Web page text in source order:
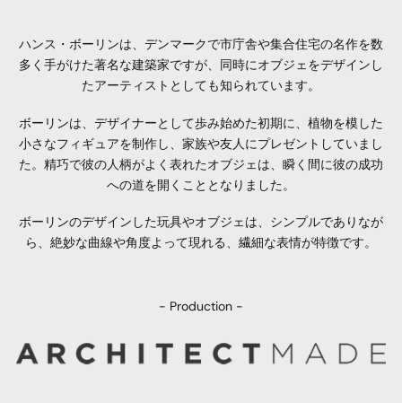
ハンス・ボーリンは、デンマークで市庁舎や集合住宅の名作を数
多く手がけた著名な建築家ですが、同時にオブジェをデザインし
たアーティストとしても知られています。
ボーリンは、デザイナーとして歩み始めた初期に、植物を模した
小さなフィギュアを制作し、家族や友人にプレゼントしていまし
た。精巧で彼の人柄がよく表れたオブジェは、瞬く間に彼の成功
への道を開くこととなりました。
ボーリンのデザインした玩具やオブジェは、シンプルでありなが
ら、絶妙な曲線や角度よって現れる、繊細な表情が特徴です。
- Production -